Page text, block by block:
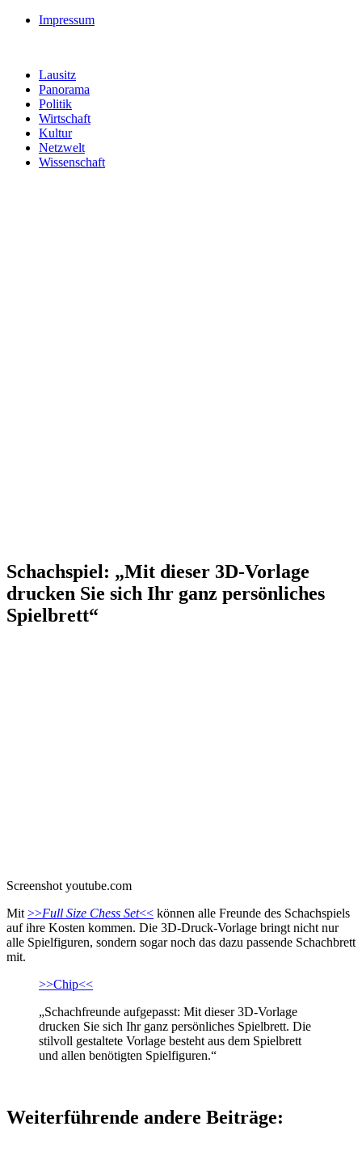
Impressum
Lausitz
Panorama
Politik
Wirtschaft
Kultur
Netzwelt
Wissenschaft
Schachspiel: „Mit dieser 3D-Vorlage
drucken Sie sich Ihr ganz persönliches
Spielbrett“
Screenshot youtube.com
Mit >>Full Size Chess Set<< können alle Freunde des Schachspiels
auf ihre Kosten kommen. Die 3D-Druck-Vorlage bringt nicht nur
alle Spielfiguren, sondern sogar noch das dazu passende Schachbrett
mit.
>>Chip<<
„Schachfreunde aufgepasst: Mit dieser 3D-Vorlage
drucken Sie sich Ihr ganz persönliches Spielbrett. Die
stilvoll gestaltete Vorlage besteht aus dem Spielbrett
und allen benötigten Spielfiguren.“
Weiterführende andere Beiträge: